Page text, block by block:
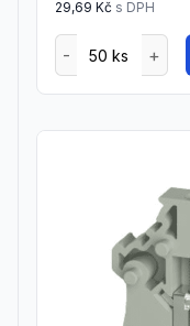
29,69 Kč s DPH